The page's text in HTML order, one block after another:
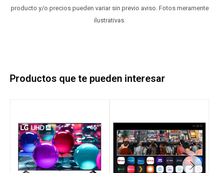
producto y/o precios pueden variar sin previo aviso. Fotos meramente
ilustrativas.
Productos que te pueden interesar